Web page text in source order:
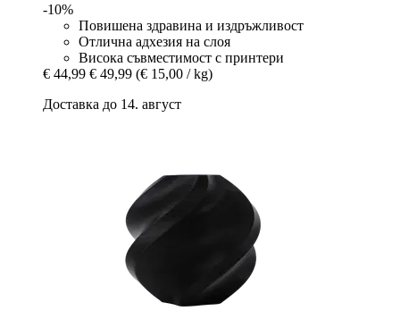
-10%
Повишена здравина и издръжливост
Отлична адхезия на слоя
Висока съвместимост с принтери
€ 44,99 € 49,99 (€ 15,00 / kg)
Доставка до 14. август